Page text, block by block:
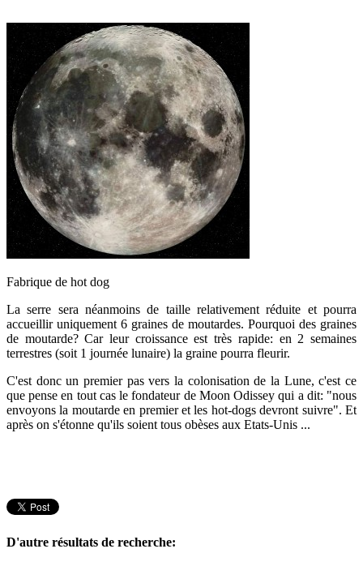
Fabrique de hot dog
La serre sera néanmoins de taille relativement réduite et pourra
accueillir uniquement 6 graines de moutardes. Pourquoi des graines
de moutarde? Car leur croissance est très rapide: en 2 semaines
terrestres (soit 1 journée lunaire) la graine pourra fleurir.
C'est donc un premier pas vers la colonisation de la Lune, c'est ce
que pense en tout cas le fondateur de Moon Odissey qui a dit: "nous
envoyons la moutarde en premier et les hot-dogs devront suivre". Et
après on s'étonne qu'ils soient tous obèses aux Etats-Unis ...
D'autre résultats de recherche: